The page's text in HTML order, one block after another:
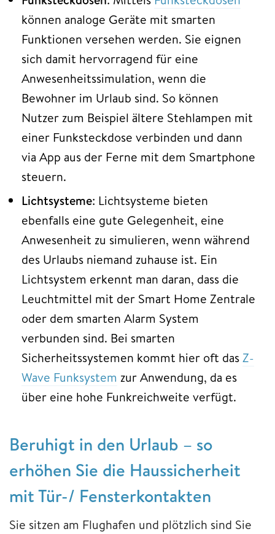
können analoge Geräte mit smarten
Funktionen versehen werden. Sie eignen
sich damit hervorragend für eine
Anwesenheitssimulation, wenn die
Bewohner im Urlaub sind. So können
Nutzer zum Beispiel ältere Stehlampen mit
einer Funksteckdose verbinden und dann
via App aus der Ferne mit dem Smartphone
steuern.
Lichtsysteme: Lichtsysteme bieten
ebenfalls eine gute Gelegenheit, eine
Anwesenheit zu simulieren, wenn während
des Urlaubs niemand zuhause ist. Ein
Lichtsystem erkennt man daran, dass die
Leuchtmittel mit der Smart Home Zentrale
oder dem smarten Alarm System
verbunden sind. Bei smarten
Sicherheitssystemen kommt hier oft dasZ-
Wave Funksystem zur Anwendung, da es
über eine hohe Funkreichweite verfügt.
Beruhigt in den Urlaub – so
erhöhen Sie die Haussicherheit
mit Tür-/ Fensterkontakten
Sie sitzen am Flughafen und plötzlich sind Sie